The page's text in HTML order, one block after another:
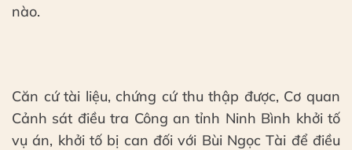
nào.
Căn cứ tài liệu, chứng cứ thu thập được, Cơ quan
Cảnh sát điều tra Công an tỉnh Ninh Bình khởi tố
vụ án, khởi tố bị can đối với Bùi Ngọc Tài để điều